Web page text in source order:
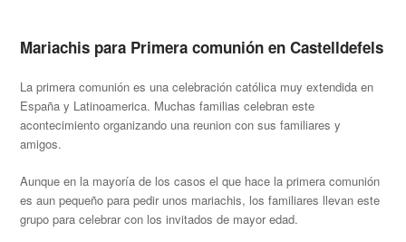
Mariachis para Primera comunión en Castelldefels
La primera comunión es una celebración católica muy extendida en
España y Latinoamerica. Muchas familias celebran este
acontecimiento organizando una reunion con sus familiares y
amigos.
Aunque en la mayoría de los casos el que hace la primera comunión
es aun pequeño para pedir unos mariachis, los familiares llevan este
grupo para celebrar con los invitados de mayor edad.